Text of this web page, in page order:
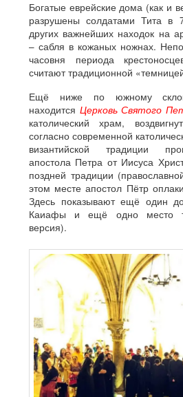
Богатые еврейские дома (как и
разрушены солдатами Тита в
других важнейших находок на
– сабля в кожаных ножнах.
часовня периода
считают традиционной
Ещё ниже по южному
находится Церковь Святого
католический храм,
согласно современной
византийской традиции
апостола Петра от Иисуса
поздней традиции
этом месте апостол Пётр
Здесь показывают ещё один
Каиафы и ещё одно место
версия).